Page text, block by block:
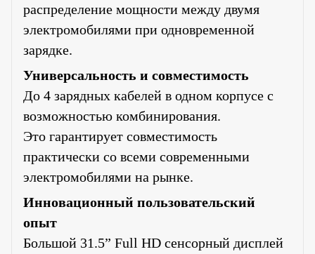
распределение мощности между двумя
электромобилями при одновременной
зарядке.
Универсальность и совместимость
До 4 зарядных кабелей в одном корпусе с
возможностью комбинирования.
Это гарантирует совместимость
практически со всеми современными
электромобилями на рынке.
Инновационный пользовательский
опыт
Большой 31.5” Full HD сенсорный дисплей